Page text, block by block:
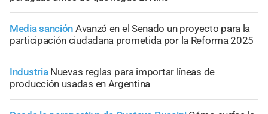
Media sanción Avanzó en el Senado un proyecto para la
participación ciudadana prometida por la Reforma 2025
Industria Nuevas reglas para importar líneas de
producción usadas en Argentina